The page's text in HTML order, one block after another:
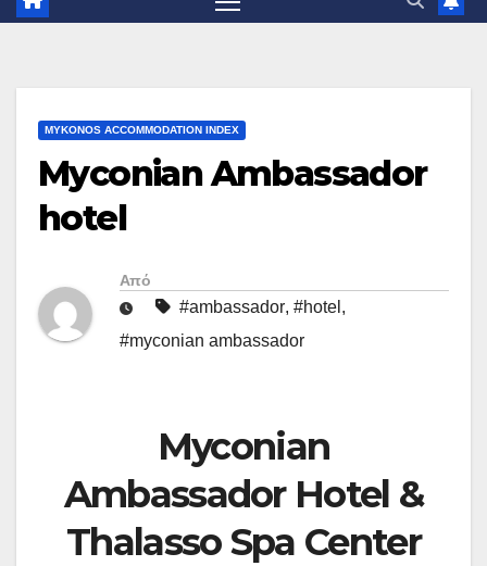
MYKONOS ACCOMMODATION INDEX
Myconian Ambassador
hotel
Από
#ambassador, #hotel ,
#myconian ambassador
Myconian
Ambassador Hotel &
Thalasso Spa Center